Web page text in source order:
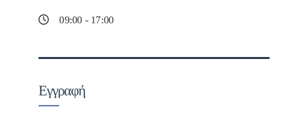
09:00 - 17:00
Εγγραφή